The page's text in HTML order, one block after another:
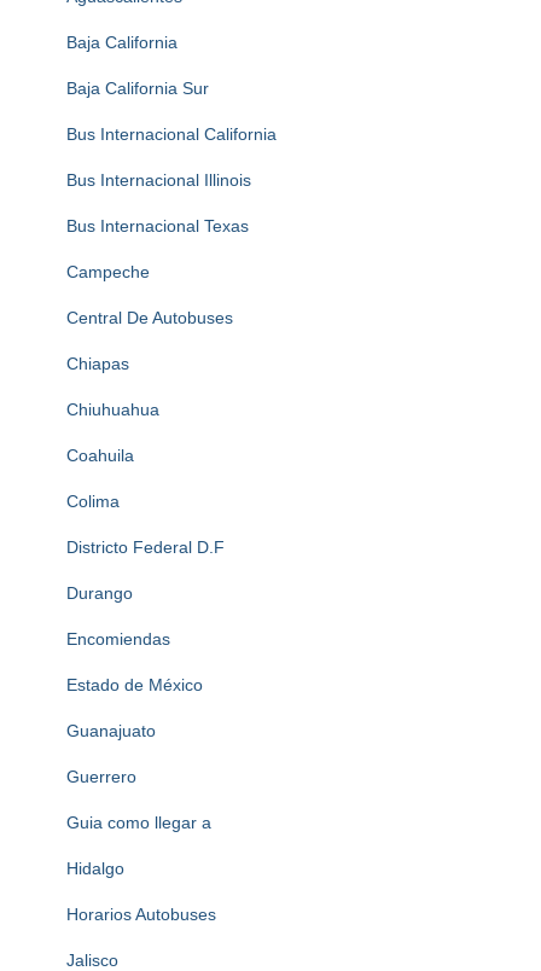
Baja California
Baja California Sur
Bus Internacional California
Bus Internacional Illinois
Bus Internacional Texas
Campeche
Central De Autobuses
Chiapas
Chiuhuahua
Coahuila
Colima
Districto Federal D.F
Durango
Encomiendas
Estado de México
Guanajuato
Guerrero
Guia como llegar a
Hidalgo
Horarios Autobuses
Jalisco